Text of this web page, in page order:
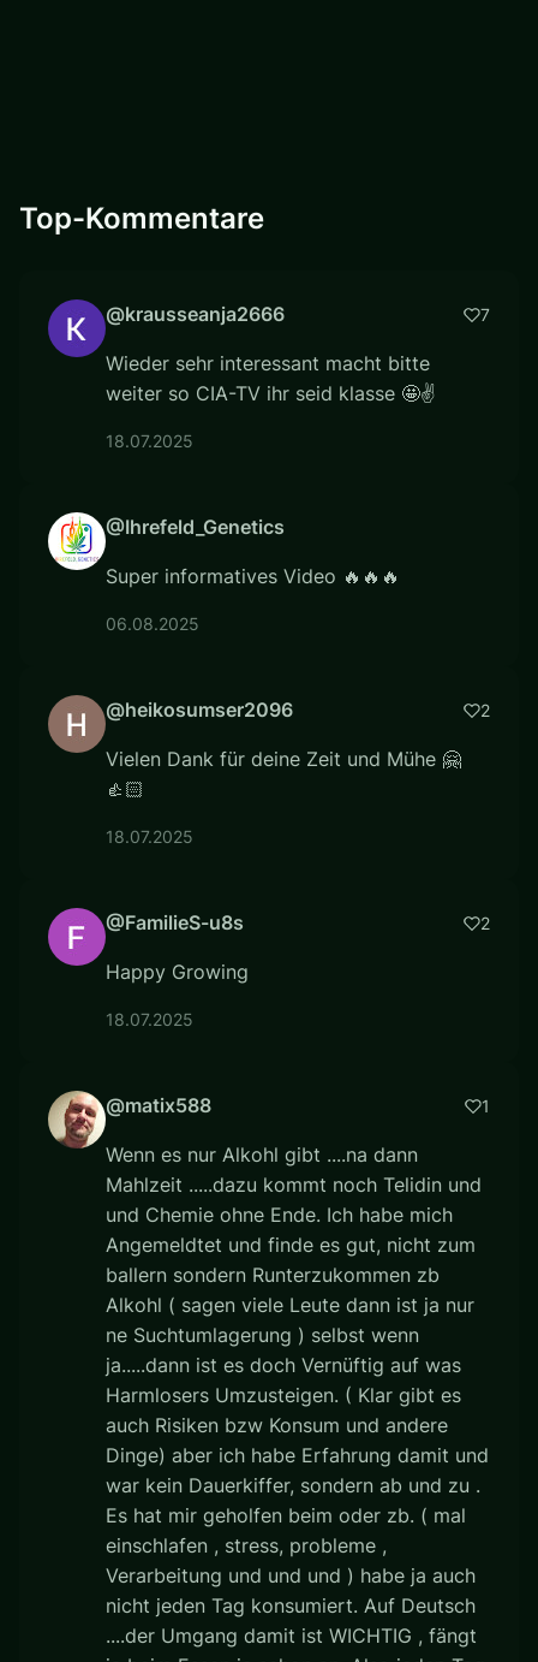
Top-Kommentare
@krausseanja2666 7
Wieder sehr interessant macht bitte
weiter so CIA-TV ihr seid klasse 🤩✌️
18.07.2025
@Ihrefeld_Genetics
Super informatives Video 🔥🔥🔥
06.08.2025
@heikosumser2096 2
Vielen Dank für deine Zeit und Mühe 🤗
👍🏻
18.07.2025
@FamilieS-u8s 2
Happy Growing
18.07.2025
@matix588 1
Wenn es nur Alkohl gibt ....na dann
Mahlzeit .....dazu kommt noch Telidin und
und Chemie ohne Ende. Ich habe mich
Angemeldtet und finde es gut, nicht zum
ballern sondern Runterzukommen zb
Alkohl ( sagen viele Leute dann ist ja nur
ne Suchtumlagerung ) selbst wenn
ja.....dann ist es doch Vernüftig auf was
Harmlosers Umzusteigen. ( Klar gibt es
auch Risiken bzw Konsum und andere
Dinge) aber ich habe Erfahrung damit und
war kein Dauerkiffer, sondern ab und zu .
Es hat mir geholfen beim oder zb. ( mal
einschlafen , stress, probleme ,
Verarbeitung und und und ) habe ja auch
nicht jeden Tag konsumiert. Auf Deutsch
....der Umgang damit ist WICHTIG , fängt